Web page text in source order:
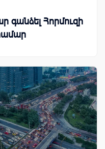
գանձել Հորմուզի